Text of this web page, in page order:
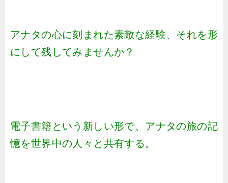
アナタの心に刻まれた素敵な経験、それを形
にして残してみませんか？
電子書籍という新しい形で、アナタの旅の記
憶を世界中の人々と共有する。